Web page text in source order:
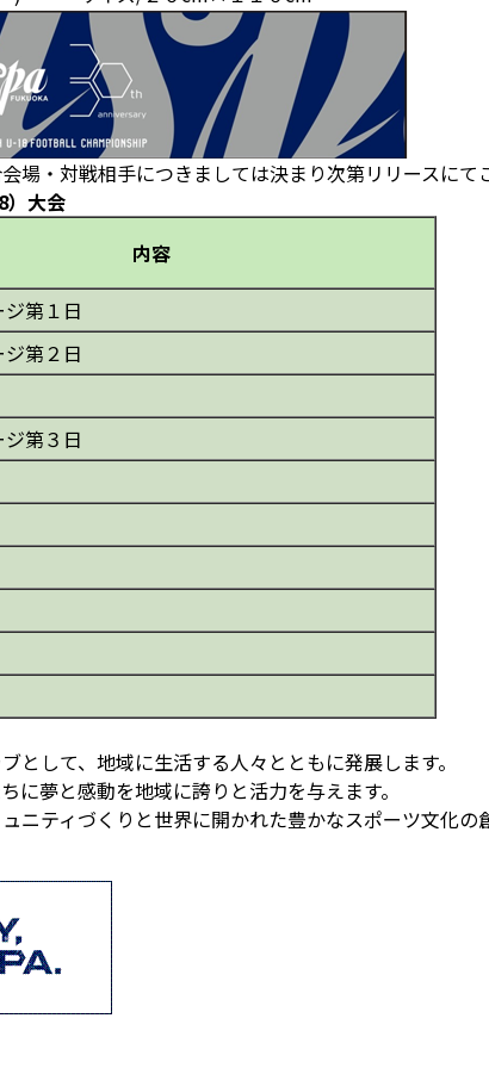
・対戦相手につきましては決まり次第リリースにて
）大会
内容
第１日
第２日
第３日
して、地域に生活する人々とともに発展します。
に夢と感動を地域に誇りと活力を与えます。
ニティづくりと世界に開かれた豊かなスポーツ文化の